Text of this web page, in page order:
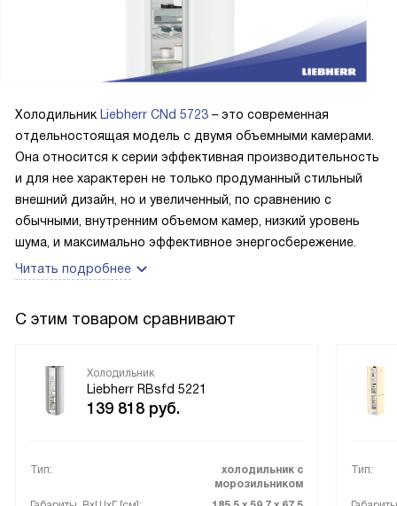
Холодильник Liebherr CNd 5723 – это современная
отдельностоящая модель с двумя объемными камерами.
Она относится к серии эффективная производительность
и для нее характерен не только продуманный стильный
внешний дизайн, но и увеличенный, по сравнению с
обычными, внутренним объемом камер, низкий уровень
шума, и максимально эффективное энергосбережение.
Читать подробнее
С этим товаром сравнивают
Холодильник
Liebherr RBsfd 5221
139 818 руб.
Тип:
холодильник с
морозильником
Тип: